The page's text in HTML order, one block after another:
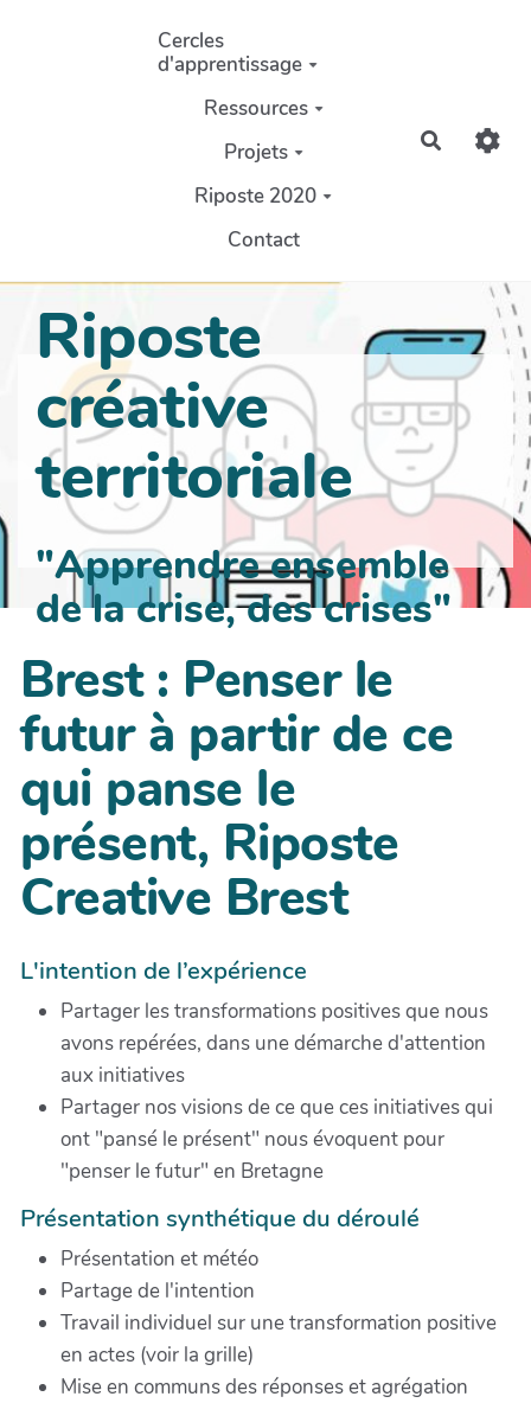
Aller au contenu principal
Cercles
d'apprentissage
Ressources
Projets
Riposte 2020
Contact
Riposte
créative
territoriale
"Apprendre ensemble
de la crise, des crises"
Brest : Penser le
futur à partir de ce
qui panse le
présent, Riposte
Creative Brest
L'intention de l’expérience
Partager les transformations positives que nous
avons repérées, dans une démarche d'attention
aux initiatives
Partager nos visions de ce que ces initiatives qui
ont "pansé le présent" nous évoquent pour
"penser le futur" en Bretagne
Présentation synthétique du déroulé
Présentation et météo
Partage de l'intention
Travail individuel sur une transformation positive
en actes (voir la grille)
Mise en communs des réponses et agrégation